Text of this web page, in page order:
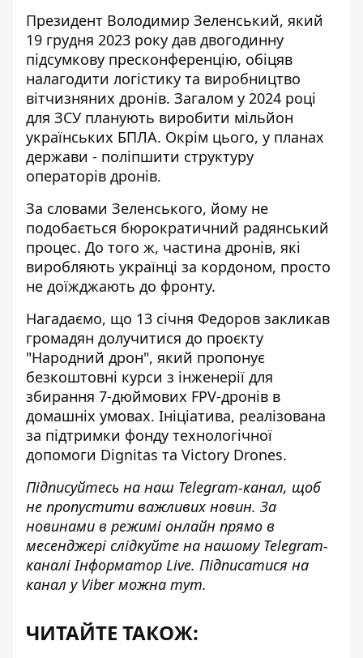
Президент Володимир Зеленський, який
19 грудня 2023 року дав двогодинну
підсумкову пресконференцію, обіцяв
налагодити логістику та виробництво
вітчизняних дронів. Загалом у 2024 році
для ЗСУ планують виробити мільйон
українських БПЛА. Окрім цього, у планах
держави - поліпшити структуру
операторів дронів.
За словами Зеленського, йому не
подобається бюрократичний радянський
процес. До того ж, частина дронів, які
виробляють українці за кордоном, просто
не доїжджають до фронту.
Нагадаємо, що 13 січня Федоров закликав
громадян долучитися до проєкту
"Народний дрон", який пропонує
безкоштовні курси з інженерії для
збирання 7-дюймових FPV-дронів в
домашніх умовах. Ініціатива, реалізована
за підтримки фонду технологічної
допомоги Dignitas та Victory Drones.
Підписуйтесь на наш Telegram-канал, щоб
не пропустити важливих новин. За
новинами в режимі онлайн прямо в
месенджері слідкуйте на нашому Telegram-
каналіІнформатор Live. Підписатися на
канал у Viber можна тут.
ЧИТАЙТЕ ТАКОЖ: